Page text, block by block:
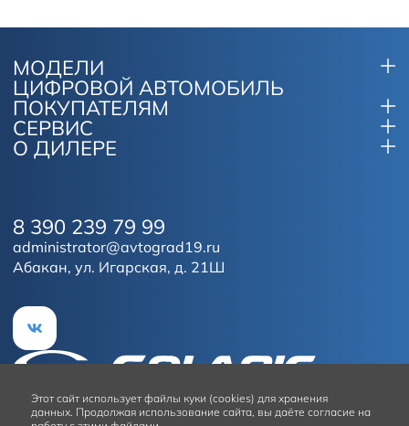
МОДЕЛИ
ЦИФРОВОЙ АВТОМОБИЛЬ
ПОКУПАТЕЛЯМ
СЕРВИС
О ДИЛЕРЕ
Абакан, ул. Игарская, д. 21Ш
8 390 239 79 99
administrator@avtograd19.ru
Этот сайт использует файлы куки (cookies) для хранения
данных. Продолжая использование сайта, вы даёте согласие на